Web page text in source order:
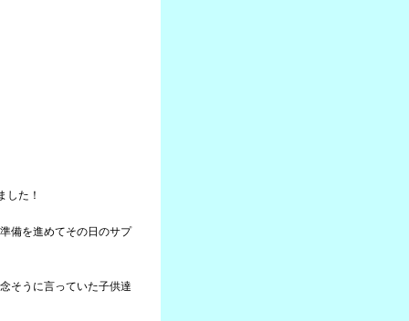
した！
備を進めてその日のサプ
そうに言っていた子供達